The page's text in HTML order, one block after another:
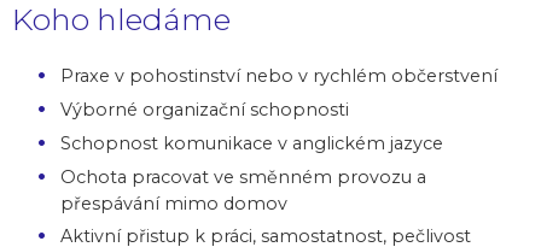
Koho hledáme
Praxe v pohostinství nebo v rychlém občerstvení
Výborné organizační schopnosti
Schopnost komunikace v anglickém jazyce
Ochota pracovat ve směnném provozu a
přespávání mimo domov
Aktivní přistup k práci, samostatnost, pečlivost